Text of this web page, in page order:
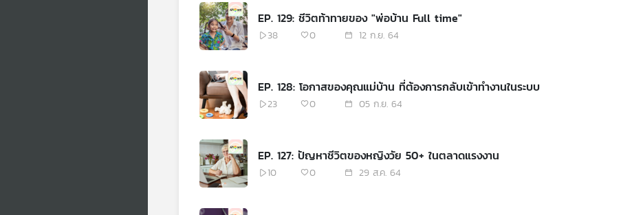
EP. 129: ชีวิตท้าทายของ "พ่อบ้าน Full time"
38 0 12 ก.ย. 64
EP. 128: โอกาสของคุณแม่บ้าน ที่ต้องการกลับเข้าทำงานในระบบ
23 0 05 ก.ย. 64
EP. 127: ปัญหาชีวิตของหญิงวัย 50+ ในตลาดแรงงาน
10 0 29 ส.ค. 64